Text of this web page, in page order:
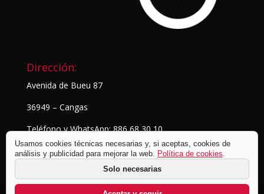
Dirección:
Avenida de Bueu 87
36949 – Cangas
Teléfono y WhatsApp: 886 68 30 10
Usamos cookies técnicas necesarias y, si aceptas, cookies de
análisis y publicidad para mejorar la web. Política de cookies.
Solo necesarias